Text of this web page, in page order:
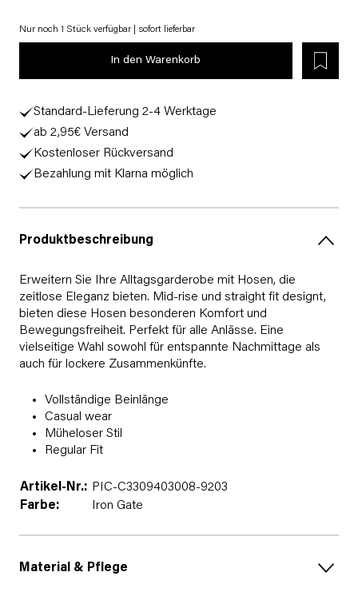
Nur noch 1 Stück verfügbar | sofort lieferbar
In den Warenkorb
Standard-Lieferung 2-4 Werktage
ab 2,95€ Versand
Kostenloser Rückversand
Bezahlung mit Klarna möglich
Produktbeschreibung
Erweitern Sie Ihre Alltagsgarderobe mit Hosen, die
zeitlose Eleganz bieten. Mid-rise und straight fit designt,
bieten diese Hosen besonderen Komfort und
Bewegungsfreiheit. Perfekt für alle Anlässe. Eine
vielseitige Wahl sowohl für entspannte Nachmittage als
auch für lockere Zusammenkünfte.
Vollständige Beinlänge
Casual wear
Müheloser Stil
Regular Fit
Artikel-Nr.: PIC-C3309403008-9203
Farbe:
Iron Gate
Material & Pflege